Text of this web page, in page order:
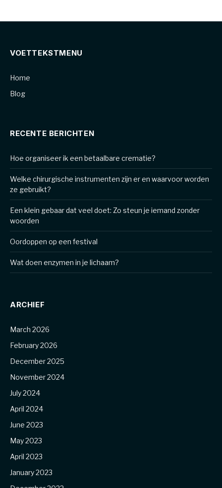
VOETTEKSTMENU
Home
Blog
RECENTE BERICHTEN
Hoe organiseer ik een betaalbare crematie?
Welke chirurgische instrumenten zijn er en waarvoor worden
ze gebruikt?
Een klein gebaar dat veel doet: Zo steun je iemand zonder
woorden
Oordoppen op een festival
Wat doen enzymen in je lichaam?
ARCHIEF
March 2026
February 2026
December 2025
November 2024
July 2024
April 2024
June 2023
May 2023
April 2023
January 2023